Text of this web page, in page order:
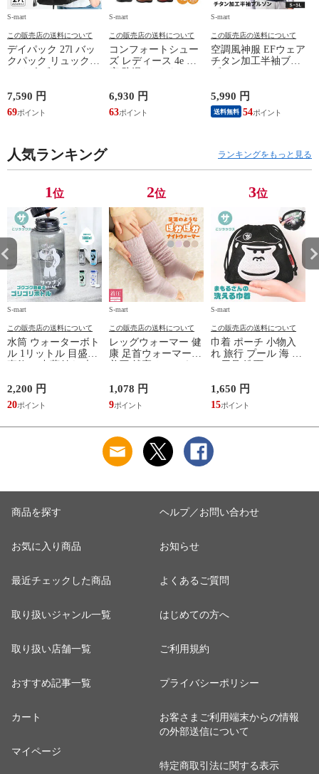
S-mart
この販売店の送料について
デイパック 27l バッ
クパック リュック
鞄 機内持ち込み 夏
スラッシャー
THRASHER r1929
7,590 円
69
S-mart
この販売店の送料について
コンフォートシュー
ズ レディース 4e 幅
シューズ 黒 トパー
ズ モア 靴 カジュア
ルシューズ 外反母趾
TOPAZ 1410
6,930 円
63
S-mart
この販売店の送料について
空調風神服 EFウェア
チタン加工半袖ブル
ジャケット 遮熱 作
業服 作業着 上着 ア
タックベース KF100
5,990 円
送料無料 54
人気ランキング ランキングをもっと見る
1位
S-mart
この販売店の送料について
水筒 ウォーターボト
ル 1リットル 目盛り
マイボトル 動物 ア
ニマル ゴリラ ごリ
ラックス ゴリゴリボ
2,200 円
20
2位
S-mart
この販売店の送料について
レッグウォーマー 健
康 足首ウォーマー
ふんわり 足湯のよう
なぽかぽかナイトウ
ォーマー inf-26
1,078 円
9
3位
S-mart
この販売店の送料について
巾着 ポーチ 小物入
れ 旅行 プール 海 バ
サウナ ごリラックス
まもるさんの洗える
巾着 ブラック 黒
1,650 円
15
商品を探す
お気に入り商品
最近チェックした商品
取り扱いジャンル一覧
取り扱い店舗一覧
おすすめ記事一覧
カート
マイページ
ヘルプ／お問い合わせ
お知らせ
よくあるご質問
はじめての方へ
ご利用規約
プライバシーポリシー
お客さまご利用端末からの情報
の外部送信について
特定商取引法に関する表示